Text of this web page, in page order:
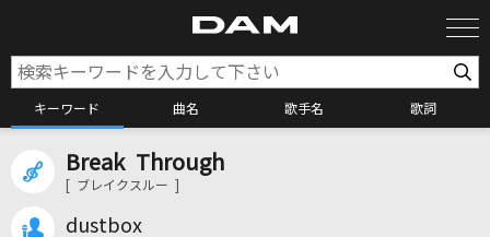
キーワード 曲名 歌手名 歌詞
カラオケ検索
Break Through
[ ブレイクスルー ]
dustbox